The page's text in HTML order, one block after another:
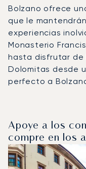
Bolzano ofrece
que le
experiencias
Monasterio
hasta disfrutar de
Dolomitas desde
perfecto a
Apoye a los
compre en los